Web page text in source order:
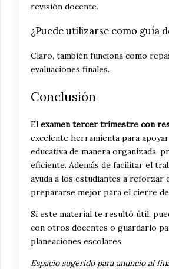
revisión docente.
¿Puede utilizarse como guía
Claro, también funciona como
evaluaciones finales.
Conclusión
El examen tercer trimestre con
excelente herramienta para
educativa de manera organizada,
eficiente. Además de facilitar el
ayuda a los estudiantes a reforzar
prepararse mejor para el cierre
Si este material te resultó útil,
con otros docentes o guardarlo
planeaciones escolares.
Espacio sugerido para anuncio al